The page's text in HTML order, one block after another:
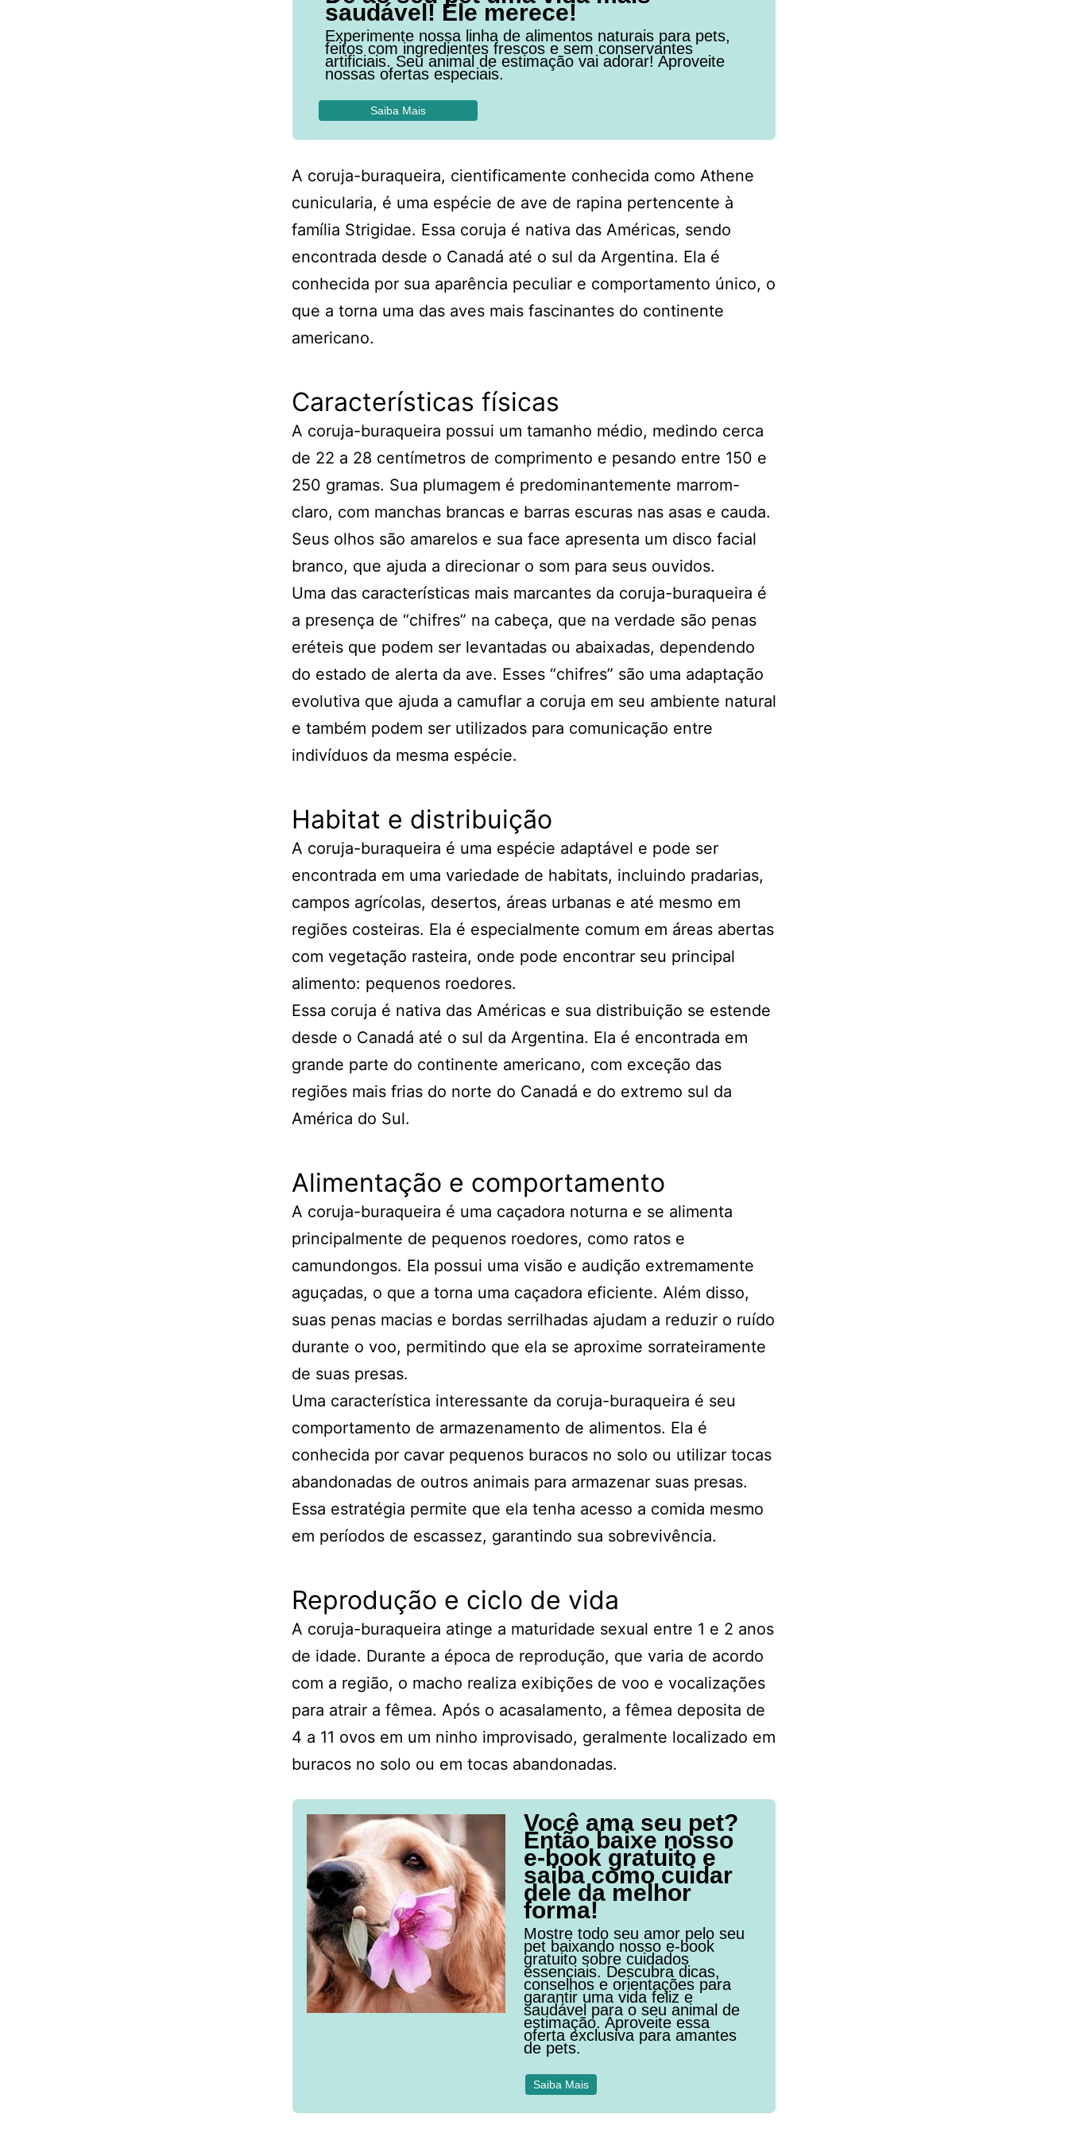
saudável! Ele merece!
Experimente nossa linha de alimentos naturais para pets,
feitos com ingredientes frescos e sem conservantes
artificiais. Seu animal de estimação vai adorar! Aproveite
nossas ofertas especiais.
Saiba Mais
A coruja-buraqueira, cientificamente conhecida como Athene
cunicularia, é uma espécie de ave de rapina pertencente à
família Strigidae. Essa coruja é nativa das Américas, sendo
encontrada desde o Canadá até o sul da Argentina. Ela é
conhecida por sua aparência peculiar e comportamento único, o
que a torna uma das aves mais fascinantes do continente
americano.
Características físicas
A coruja-buraqueira possui um tamanho médio, medindo cerca
de 22 a 28 centímetros de comprimento e pesando entre 150 e
250 gramas. Sua plumagem é predominantemente marrom-
claro, com manchas brancas e barras escuras nas asas e cauda.
Seus olhos são amarelos e sua face apresenta um disco facial
branco, que ajuda a direcionar o som para seus ouvidos.
Uma das características mais marcantes da coruja-buraqueira é
a presença de “chifres” na cabeça, que na verdade são penas
eréteis que podem ser levantadas ou abaixadas, dependendo
do estado de alerta da ave. Esses “chifres” são uma adaptação
evolutiva que ajuda a camuflar a coruja em seu ambiente natural
e também podem ser utilizados para comunicação entre
indivíduos da mesma espécie.
Habitat e distribuição
A coruja-buraqueira é uma espécie adaptável e pode ser
encontrada em uma variedade de habitats, incluindo pradarias,
campos agrícolas, desertos, áreas urbanas e até mesmo em
regiões costeiras. Ela é especialmente comum em áreas abertas
com vegetação rasteira, onde pode encontrar seu principal
alimento: pequenos roedores.
Essa coruja é nativa das Américas e sua distribuição se estende
desde o Canadá até o sul da Argentina. Ela é encontrada em
grande parte do continente americano, com exceção das
regiões mais frias do norte do Canadá e do extremo sul da
América do Sul.
Alimentação e comportamento
A coruja-buraqueira é uma caçadora noturna e se alimenta
principalmente de pequenos roedores, como ratos e
camundongos. Ela possui uma visão e audição extremamente
aguçadas, o que a torna uma caçadora eficiente. Além disso,
suas penas macias e bordas serrilhadas ajudam a reduzir o ruído
durante o voo, permitindo que ela se aproxime sorrateiramente
de suas presas.
Uma característica interessante da coruja-buraqueira é seu
comportamento de armazenamento de alimentos. Ela é
conhecida por cavar pequenos buracos no solo ou utilizar tocas
abandonadas de outros animais para armazenar suas presas.
Essa estratégia permite que ela tenha acesso a comida mesmo
em períodos de escassez, garantindo sua sobrevivência.
Reprodução e ciclo de vida
A coruja-buraqueira atinge a maturidade sexual entre 1 e 2 anos
de idade. Durante a época de reprodução, que varia de acordo
com a região, o macho realiza exibições de voo e vocalizações
para atrair a fêmea. Após o acasalamento, a fêmea deposita de
4 a 11 ovos em um ninho improvisado, geralmente localizado em
buracos no solo ou em tocas abandonadas.
Você ama seu pet?
Então baixe nosso
e-book gratuito e
saiba como cuidar
dele da melhor
forma!
Mostre todo seu amor pelo seu
pet baixando nosso e-book
gratuito sobre cuidados
essenciais. Descubra dicas,
conselhos e orientações para
garantir uma vida feliz e
saudável para o seu animal de
estimação. Aproveite essa
oferta exclusiva para amantes
de pets.
Saiba Mais